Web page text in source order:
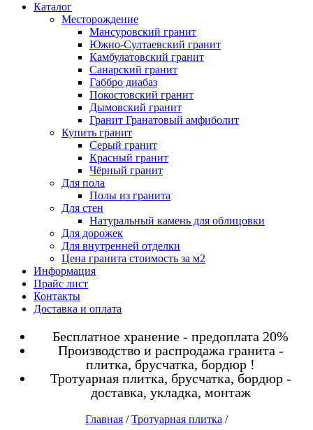
Каталог
Месторождение
Мансуровский гранит
Южно-Султаевский гранит
Камбулатовский гранит
Санарский гранит
Габбро диабаз
Покостовский гранит
Дымовский гранит
Гранит Гранатовый амфиболит
Купить гранит
Серый гранит
Красный гранит
Чёрный гранит
Для пола
Полы из гранита
Для стен
Натуральный камень для облицовки
Для дорожек
Для внутренней отделки
Цена гранита стоимость за м2
Информация
Прайс лист
Контакты
Доставка и оплата
Бесплатное хранение - предоплата 20%
Производство и распродажа гранита -
плитка, брусчатка, бордюр !
Тротуарная плитка, брусчатка, бордюр -
доставка, укладка, монтаж
Главная /Тротуарная плитка /